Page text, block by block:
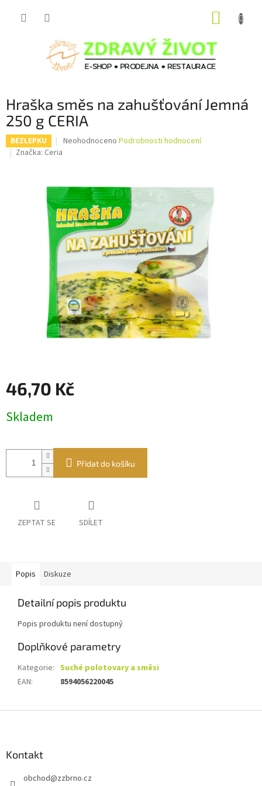
Hraška směs na zahušťování Jemná
250 g CERIA
BEZLEPKU
Průměrné
0,0
z
5
hvězdiček.
Neohodnoceno Podrobnosti hodnocení
Značka: Ceria
46,70 Kč
cena:
Skladem
Přidat do košíku
ZEPTAT SE SDÍLET
Popis Diskuze
Detailní popis produktu
Popis produktu není dostupný
Doplňkové parametry
Kategorie: Suché polotovary a směsi
EAN: 8594056220045
Kontakt
obchod@zzbrno.cz